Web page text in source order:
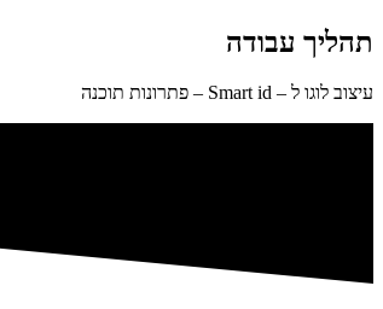
תהליך עבודה
עיצוב לוגו ל – Smart id – פתרונות תוכנה